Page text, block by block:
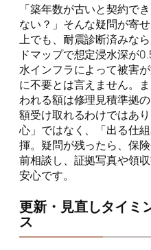
「築年数が古いと契約で
ない？」そんな疑問が寄
上でも、耐震診断済みな
ドマップで想定浸水深が
水インフラによって被害
に不要とは言えません。
われる額は修理見積準拠
額受け取れるわけではあ
心」ではなく、「出る仕
揮。疑問が残ったら、保
前相談し、証拠写真や領
安心です。
更新・見直しタイミ
ス